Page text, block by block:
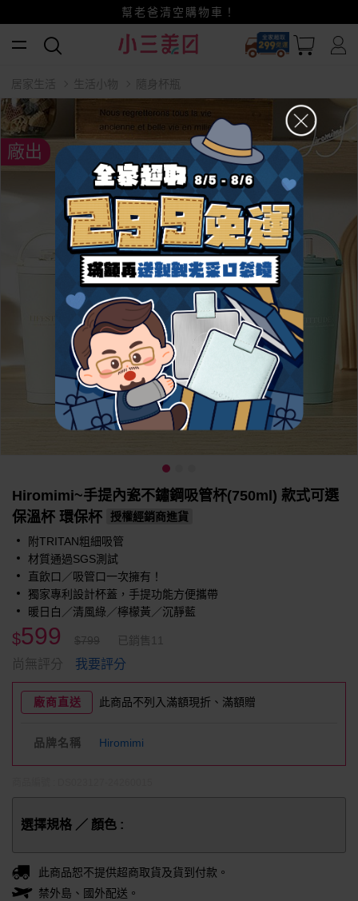
賺美幣~換好禮~立即換GO~
小三美日x全支付~美幣+全點折上折超划算
幫老爸清空購物車！
全家超取299免運
居家生活 生活小物 隨身杯瓶
廠出
Hiromimi~手提內瓷不鏽鋼吸管杯(750ml) 款式可選
保溫杯 環保杯
授權經銷商進貨
附TRITAN粗細吸管
材質通過SGS測試
直飲口／吸管口一次擁有！
獨家專利設計杯蓋，手提功能方便攜帶
暖日白／清風綠／檸檬黃／沉靜藍
$599 $799 已銷售11
尚無評分 我要評分
廠商直送 此商品不列入滿額現折、滿額贈
品牌名稱 Hiromimi
此商品恕不提供超商取貨及貨到付款。
禁外島、國外配送。
選擇規格 ／ 顏色 :